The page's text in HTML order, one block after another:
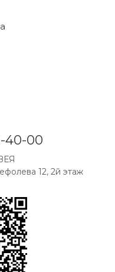
40-00
12, 2й этаж